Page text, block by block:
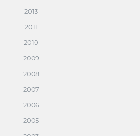
2013
2011
2010
2009
2008
2007
2006
2005